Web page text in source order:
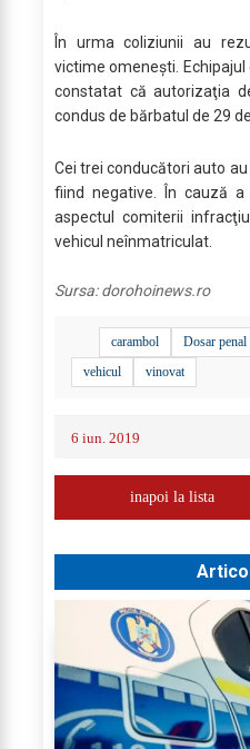
În urma coliziunii au
victime omeneşti.
constatat că autorizaţia
condus de bărbatul de 29
Cei trei conducători auto
fiind negative. În cauză
aspectul comiterii
vehicul neînmatriculat.
Sursa:dorohoinews.ro
carambol Dosar penal
vehicul
vinovat
6 iun. 2019
inapoi la lista